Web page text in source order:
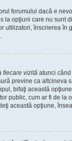
forumului dacă e
la opţiuni care nu sunt
utilizatori, înscrierea în
fiecare vizită atunci
previne ca altcineva
bifaţi această
public, cum ar fi de la
această opţiune,